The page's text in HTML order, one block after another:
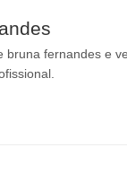
bruna fernandes e